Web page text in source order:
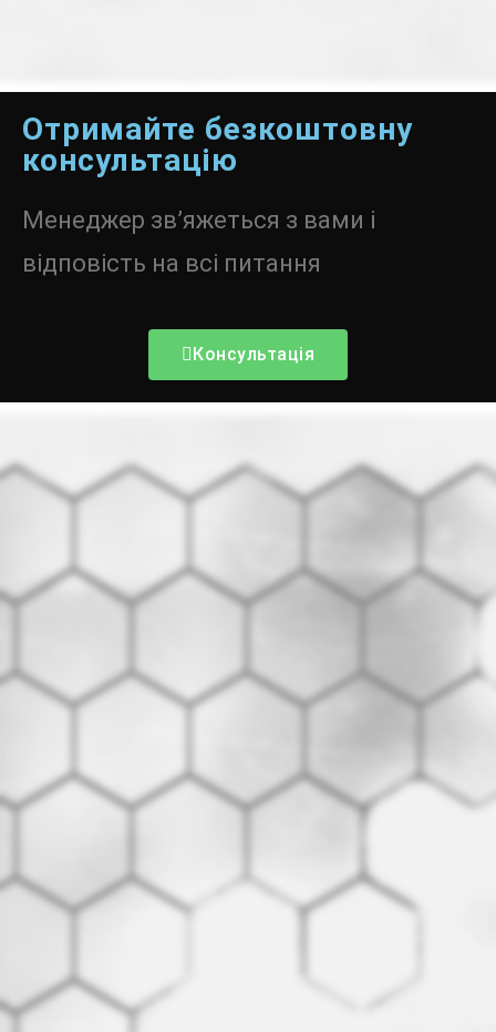
Отримайте безкоштовну
консультацію
Менеджер зв’яжеться з вами і
відповість на всі питання
Консультація